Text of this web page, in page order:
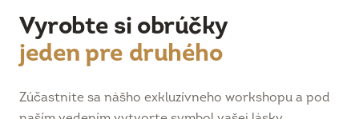
Vyrobte si obrúčky
jeden pre druhého
Zúčastnite sa nášho exkluzívneho workshopu a pod